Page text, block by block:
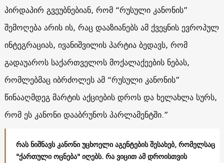
პირდაპირ გვეუბნებიან, რომ “რუსული კანონის”
შემოღება არის ის, რაც დააზიანებს ამ ქვეყნის ევროპულ
ინტეგრაციას, ივანიშვილის პარტია ბედავს, რომ
გადაუაროს საქართველოს მოქალაქეების ნებას,
რომლებმაც იბრძოლეს ამ “რუსული კანონის”
წინააღმდეგ მარტის აქციების დროს და ხელახლა სურს,
რომ ეს კანონი დააბრუნოს პარლამენტში.”
რას ნიშნავს კანონი უცხოელი აგენტების შესახებ, რომელსაც
"ქართული ოცნება" იღებს. რა ვიცით ამ დროისთვის